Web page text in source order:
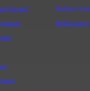
бочка"
Вибросита